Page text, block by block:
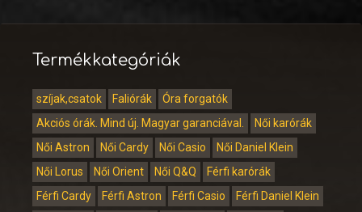
Termékkategóriák
szíjak,csatok Faliórák
Óra forgatók
Akciós órák. Mind új. Magyar garanciával.
Női karórák
Női Astron
Női Cardy Női Casio
Női Daniel Klein
Női Lorus
Női Orient Női Q&Q
Férfi karórák
Férfi Cardy
Férfi Astron Férfi Casio
Férfi Daniel Klein